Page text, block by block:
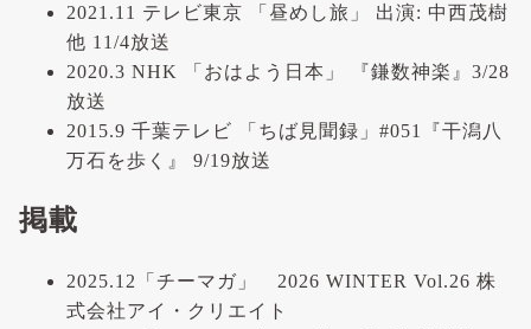
2021.11 テレビ東京 「昼めし旅」 出演: 中西茂樹
他 11/4放送
2020.3 NHK 「おはよう日本」 『鎌数神楽』3/28
放送
2015.9 千葉テレビ 「ちば見聞録」#051『干潟八
万石を歩く』 9/19放送
掲載
2025.12「チーマガ」 2026 WINTER Vol.26 株
式会社アイ・クリエイト